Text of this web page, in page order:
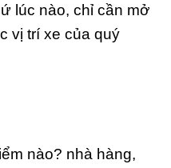
lúc nào, chỉ cần mở
vị trí xe của quý
nào? nhà hàng,